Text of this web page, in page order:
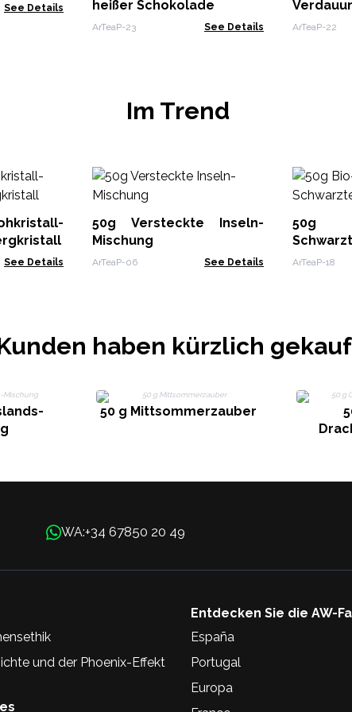
See Details heißer Schokolade
ArTeaP-23 See Details ArTeaP-22
Im Trend
See Details
50g Versteckte Inseln-
Mischung
ArTeaP-06 See Details
50g
ArTeaP-18
haben kürzlich
50 g Mittsommerzauber
WA:+34 67850 20 49
und der Phoenix-Effekt
Entdecken Sie die AW-
España
Portugal
Europa